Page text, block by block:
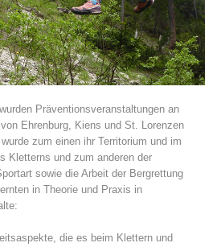
Präventionsveranstaltungen an
Ehrenburg, Kiens und St. Lorenzen
zum einen ihr Territorium und im
Kletterns und zum anderen der
sowie die Arbeit der Bergrettung
in Theorie und Praxis in
die es beim Klettern und